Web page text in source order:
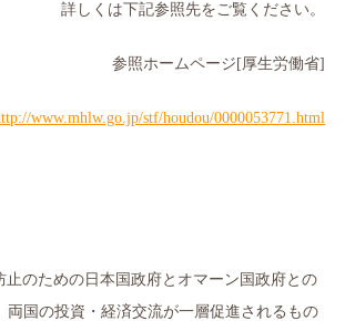
詳しくは下記参照先をご覧ください。
参照ホームページ [厚生労働省]
www.mhlw.go.jp/stf/houdou/0000053771.html
のための日本国政府とオマーン国政府との
国の投資・経済交流が一層促進されるもの